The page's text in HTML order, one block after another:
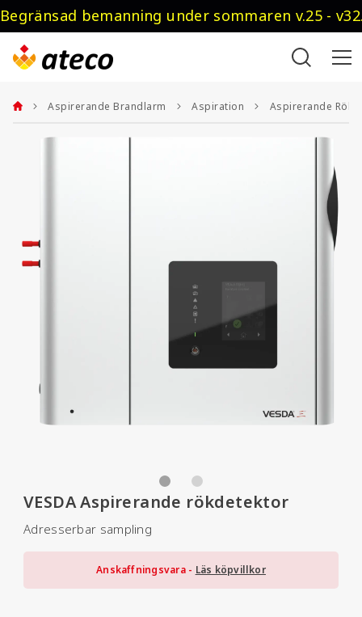
Begränsad bemanning under sommaren v.25 -
Aspirerande Brandlarm Aspiration Aspirerande
VESDA Aspirerande rökdetektor
Adresserbar sampling
Anskaffningsvara - Läs köpvillkor